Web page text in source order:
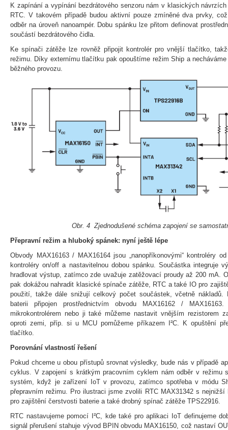
K zapínání a vypínání bezdrátového senzoru nám v klasických
RTC. V takovém případě budou aktivní pouze zmíněné dva prvky,
odběr na úroveň nanoampér. Dobu spánku lze přitom definovat
součástí bezdrátového čidla.
Ke spínači zátěže lze rovněž připojit kontrolér pro vnější tlačítko,
režimu. Díky externímu tlačítku pak opouštíme režim Ship a
běžného provozu.
Obr. 4 Zjednodušené schéma zapojení se
Přepravní režim a hluboký spánek: nyní ještě lépe
Obvody MAX16163 / MAX16164 jsou „nanopříkonovými“ kontroléry
kontroléry on/off a nastavitelnou dobou spánku. Součástka integruje
hradlovat výstup, zatímco zde uvažuje zatěžovací proudy až 200 mA.
pak dokážou nahradit klasické spínače zátěže, RTC a také IO pro
použití, takže dále snižují celkový počet součástek, včetně nákladů.
baterii připojen prostřednictvím obvodu MAX16162 /
mikrokontrolérem nebo ji také můžeme nastavit vnějším rezistorem
oproti zemi, příp. si u MCU pomůžeme příkazem I²C. K opuštění
tlačítko.
Porovnání vlastností řešení
Pokud chceme u obou přístupů srovnat výsledky, bude nás v případě
cyklus. V zapojení s krátkým pracovním cyklem nám odběr v režimu
systém, když je zařízení IoT v provozu, zatímco spotřeba v módu
přepravním režimu. Pro ilustraci jsme zvolili RTC MAX31342 s nejnižší
pro zajištění čerstvosti baterie a také drobný spínač zátěže TPS22916.
RTC nastavujeme pomocí I²C, kde také pro aplikaci IoT definujeme
signál přerušení stahuje vývod BPIN obvodu MAX16150, což nastaví